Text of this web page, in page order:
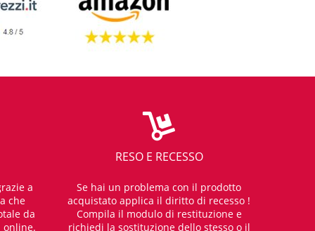
a
che
da
RESO E RECESSO
Se hai un problema con il prodotto
acquistato applica il diritto di recesso !
Compila il modulo di restituzione e
richiedi la sostituzione dello stesso o il